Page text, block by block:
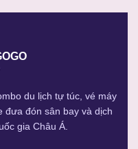
du lịch tự túc, vé máy
đưa đón sân bay và dịch
gia Châu Á.